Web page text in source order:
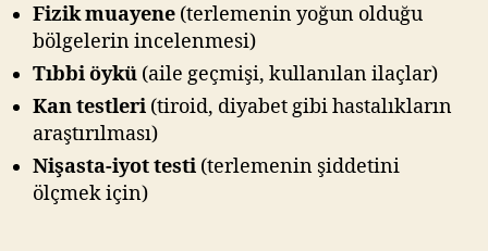
Fizik muayene (terlemenin yoğun olduğu
bölgelerin incelenmesi)
Tıbbi öykü (aile geçmişi, kullanılan ilaçlar)
Kan testleri (tiroid, diyabet gibi hastalıkların
araştırılması)
Nişasta-iyot testi (terlemenin şiddetini
ölçmek için)